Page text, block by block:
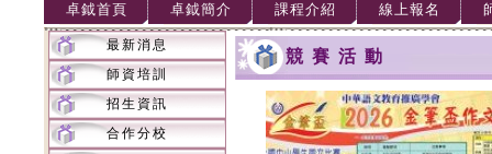
卓鉞首頁 卓鉞簡介 課程介紹 線上報名
最新消息
師資培訓
招生資訊
合作分校
競賽活動